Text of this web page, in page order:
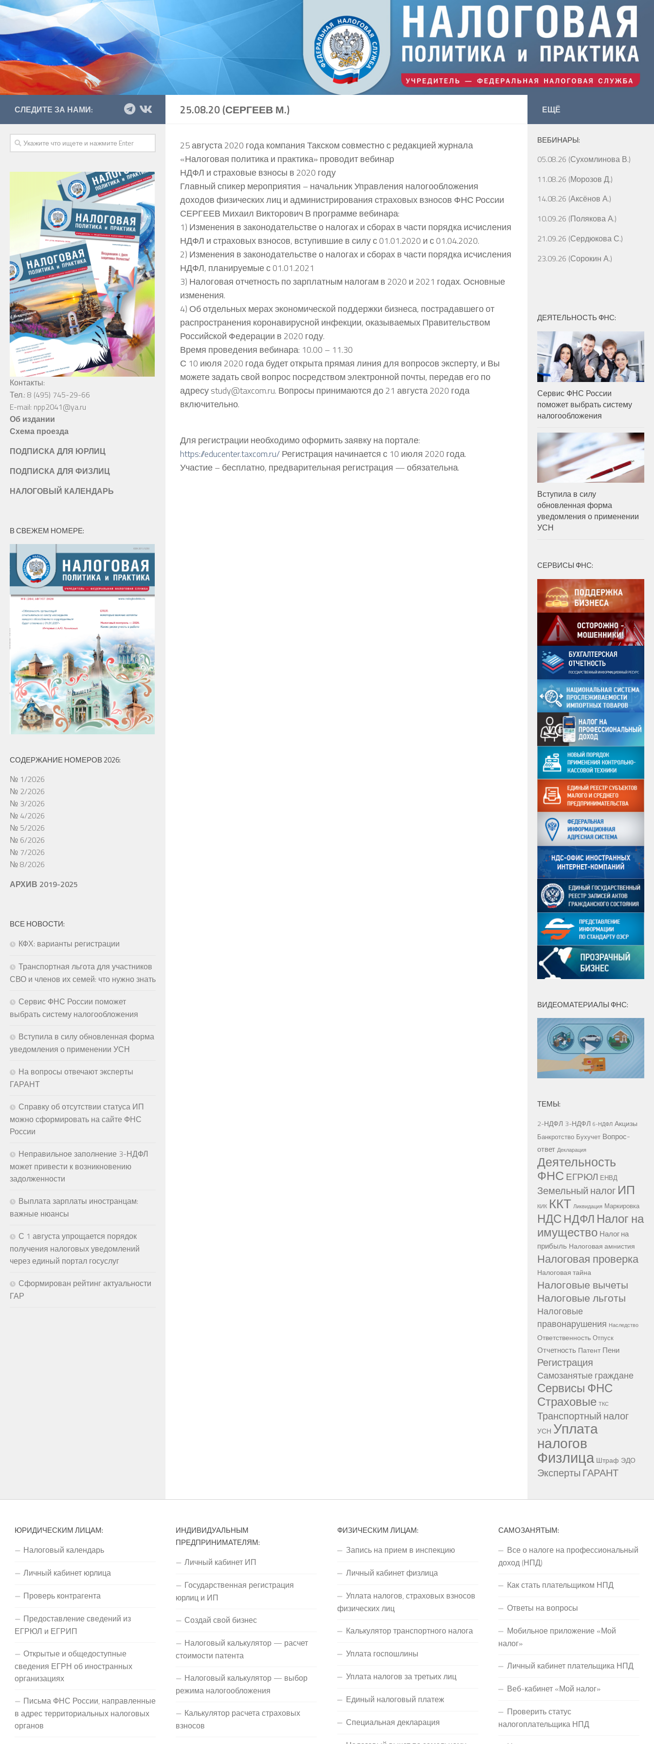
25.08.20 (СЕРГЕЕВ М.)
25 августа 2020 года компания Такском совместно с редакцией журнала
«Налоговая политика и практика» проводит вебинар
НДФЛ и страховые взносы в 2020 году
Главный спикер мероприятия – начальник Управления налогообложения
доходов физических лиц и администрирования страховых взносов ФНС России
СЕРГЕЕВ Михаил Викторович В программе вебинара:
1) Изменения в законодательстве о налогах и сборах в части порядка исчисления
НДФЛ и страховых взносов, вступившие в силу с 01.01.2020 и с 01.04.2020.
2) Изменения в законодательстве о налогах и сборах в части порядка исчисления
НДФЛ, планируемые с 01.01.2021
3) Налоговая отчетность по зарплатным налогам в 2020 и 2021 годах. Основные
изменения.
4) Об отдельных мерах экономической поддержки бизнеса, пострадавшего от
распространения коронавирусной инфекции, оказываемых Правительством
Российской Федерации в 2020 году.
Время проведения вебинара: 10.00 – 11.30
С 10 июля 2020 года будет открыта прямая линия для вопросов эксперту, и Вы
можете задать свой вопрос посредством электронной почты, передав его по
адресу study@taxcom.ru. Вопросы принимаются до 21 августа 2020 года
включительно.
Для регистрации необходимо оформить заявку на портале:
https://educenter.taxcom.ru/Регистрация начинается с 10 июля 2020 года.
Участие – бесплатно, предварительная регистрация — обязательна.
СЛЕДИТЕ ЗА НАМИ:
Контакты:
Тел.: 8 (495) 745-29-66
E-mail: npp2041@ya.ru
Об издании
Схема проезда
ПОДПИСКА ДЛЯ ЮРЛИЦ
ПОДПИСКА ДЛЯ ФИЗЛИЦ
НАЛОГОВЫЙ КАЛЕНДАРЬ
В СВЕЖЕМ НОМЕРЕ:
СОДЕРЖАНИЕ НОМЕРОВ 2026:
№ 1/2026
№ 2/2026
№ 3/2026
№ 4/2026
№ 5/2026
№ 6/2026
№ 7/2026
№ 8/2026
АРХИВ 2019-2025
ВСЕ НОВОСТИ:
КФХ: варианты регистрации
Транспортная льгота для участников
СВО и членов их семей: что нужно знать
Сервис ФНС России поможет
выбрать систему налогообложения
Вступила в силу обновленная форма
уведомления о применении УСН
На вопросы отвечают эксперты
ГАРАНТ
Справку об отсутствии статуса ИП
можно сформировать на сайте ФНС
России
Неправильное заполнение 3-НДФЛ
может привести к возникновению
задолженности
Выплата зарплаты иностранцам:
важные нюансы
С 1 августа упрощается порядок
получения налоговых уведомлений
через единый портал госуслуг
Сформирован рейтинг актуальности
ГАР
ЕЩЁ
ВЕБИНАРЫ:
05.08.26 (Сухомлинова В.)
11.08.26 (Морозов Д.)
14.08.26 (Аксёнов А.)
10.09.26 (Полякова А.)
21.09.26 (Сердюкова С.)
23.09.26 (Сорокин А.)
ДЕЯТЕЛЬНОСТЬ ФНС:
Сервис ФНС России
поможет выбрать систему
налогообложения
Вступила в силу
обновленная форма
уведомления о применении
УСН
СЕРВИСЫ ФНС:
ВИДЕОМАТЕРИАЛЫ ФНС:
ТЕМЫ:
2-НДФЛ 3-НДФЛ 6-НДФЛ Акцизы
Банкротство Бухучет Вопрос-
ответ Декларация
Деятельность
ФНС ЕГРЮЛ ЕНВД
Земельный налог ИП
КИК ККТ Ликвидация Маркировка
НДС НДФЛ Налог на
имущество Налог на
прибыль Налоговая амнистия
Налоговая проверка
Налоговая тайна
Налоговые вычеты
Налоговые льготы
Налоговые
правонарушения Наследство
Ответственность Отпуск
Отчетность Патент Пени
Регистрация
Самозанятые граждане
Сервисы ФНС
Страховые ТКС
Транспортный налог
УСН Уплата
налогов
Физлица Штраф ЭДО
Эксперты ГАРАНТ
ЮРИДИЧЕСКИМ ЛИЦАМ:
Налоговый календарь
Личный кабинет юрлица
Проверь контрагента
Предоставление сведений из
ЕГРЮЛ и ЕГРИП
Открытые и общедоступные
сведения ЕГРН об иностранных
организациях
Письма ФНС России, направленные
в адрес территориальных налоговых
органов
ИНДИВИДУАЛЬНЫМ
ПРЕДПРИНИМАТЕЛЯМ:
Личный кабинет ИП
Государственная регистрация
юрлиц и ИП
Создай свой бизнес
Налоговый калькулятор — расчет
стоимости патента
Налоговый калькулятор — выбор
режима налогообложения
Калькулятор расчета страховых
взносов
ФИЗИЧЕСКИМ ЛИЦАМ:
Запись на прием в инспекцию
Личный кабинет физлица
Уплата налогов, страховых взносов
физических лиц
Калькулятор транспортного налога
Уплата госпошлины
Уплата налогов за третьих лиц
Единый налоговый платеж
Специальная декларация
САМОЗАНЯТЫМ:
Все о налоге на профессиональный
доход (НПД)
Как стать плательщиком НПД
Ответы на вопросы
Мобильное приложение «Мой
налог»
Личный кабинет плательщика НПД
Веб-кабинет «Мой налог»
Проверить статус
налогоплательщика НПД